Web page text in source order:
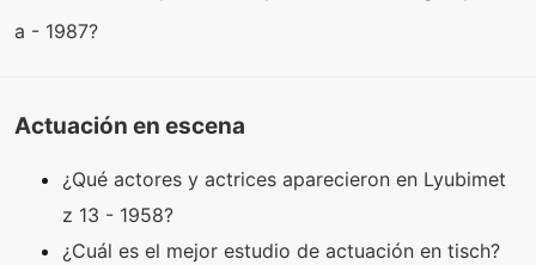
a - 1987?
Actuación en escena
¿Qué actores y actrices aparecieron en Lyubimet
z 13 - 1958?
¿Cuál es el mejor estudio de actuación en tisch?